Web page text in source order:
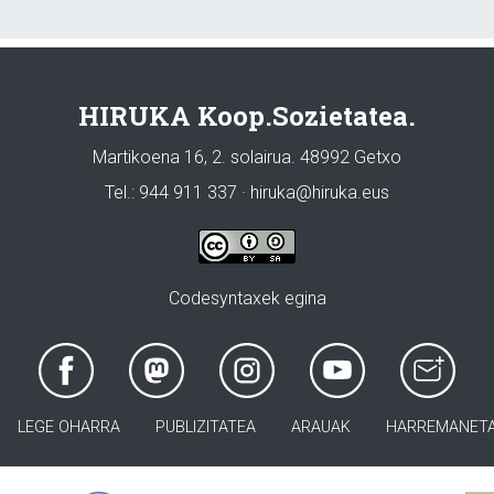
HIRUKA Koop.Sozietatea.
Martikoena 16, 2. solairua. 48992 Getxo
Tel.: 944 911 337 · hiruka@hiruka.eus
Codesyntaxek egina
LEGE OHARRA PUBLIZITATEA ARAUAK